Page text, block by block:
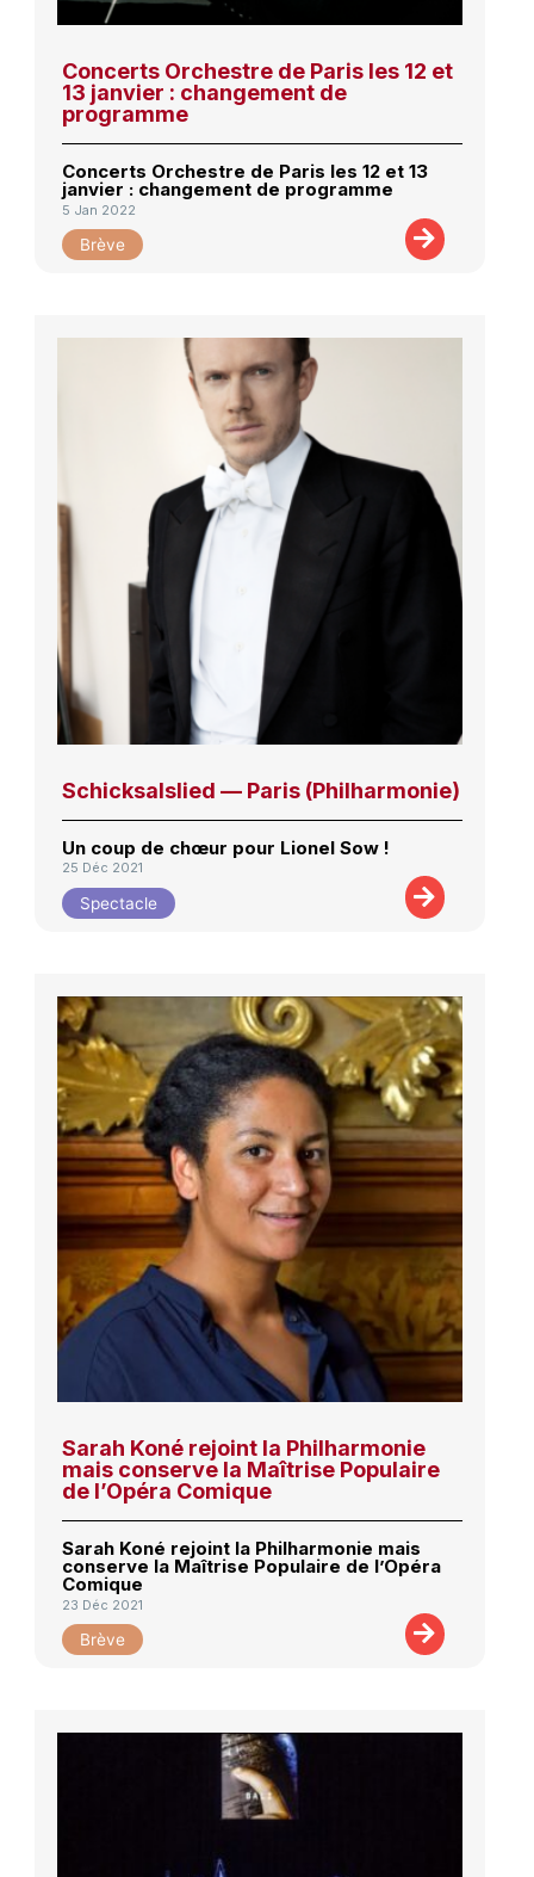
Concerts Orchestre de Paris les 12 et
13 janvier : changement de
programme
Concerts Orchestre de Paris les 12 et 13
janvier : changement de programme
5 Jan 2022
Brève
Schicksalslied — Paris (Philharmonie)
Un coup de chœur pour Lionel Sow !
25 Déc 2021
Spectacle
Sarah Koné rejoint la Philharmonie
mais conserve la Maîtrise Populaire
de l’Opéra Comique
Sarah Koné rejoint la Philharmonie mais
conserve la Maîtrise Populaire de l’Opéra
Comique
23 Déc 2021
Brève